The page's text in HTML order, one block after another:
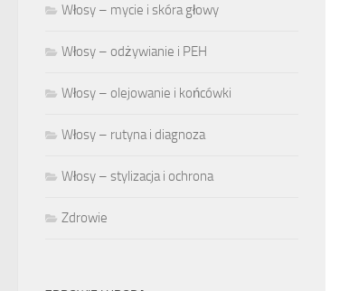
Włosy – mycie i skóra głowy
Włosy – odżywianie i PEH
Włosy – olejowanie i końcówki
Włosy – rutyna i diagnoza
Włosy – stylizacja i ochrona
Zdrowie